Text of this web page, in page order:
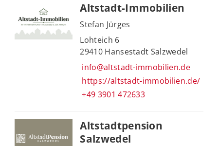
Altstadt-Immobilien
Stefan Jürges
Lohteich 6
29410 Hansestadt Salzwedel
info@altstadt-immobilien.de
https://altstadt-immobilien.de/
+49 3901 472633
Altstadtpension
Salzwedel